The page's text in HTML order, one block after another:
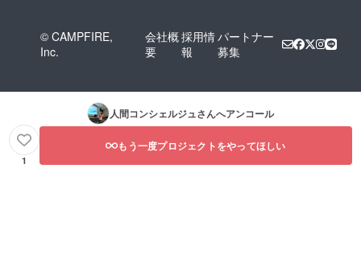
© CAMPFIRE,
Inc.
会社概
要
採用情
報
パートナー
募集
人間コンシェルジュさんへアンコール
1
もう一度プロジェクトをやってほしい